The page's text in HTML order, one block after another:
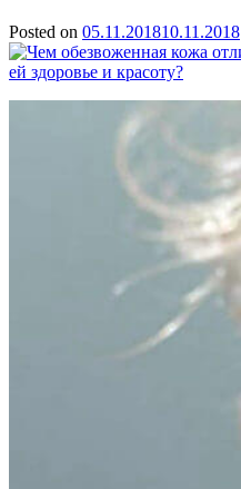
Posted on 05.11.201810.11.2018